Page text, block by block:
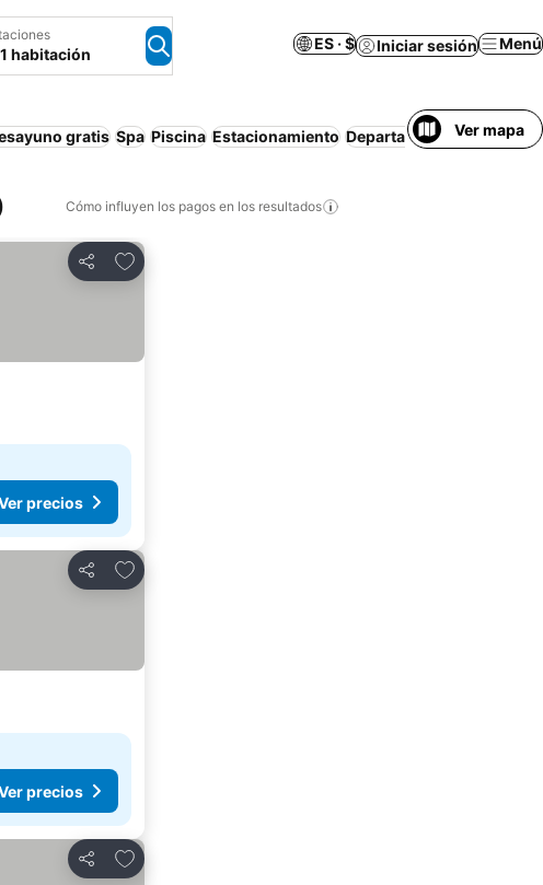
habitación
ES · $ Iniciar sesión Menú
gratis Spa Piscina Estacionamiento Departamento equipado
Ver mapa
Cómo influyen los pagos en los resultados
Compartir
Añadir a favoritos
precios
Compartir
Añadir a favoritos
precios
Compartir
Añadir a favoritos